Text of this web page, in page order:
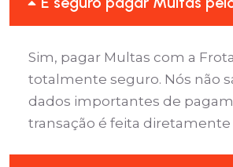
Sim, pagar Multas com a
totalmente seguro. Nós não
dados importantes de
transação é feita diretamente